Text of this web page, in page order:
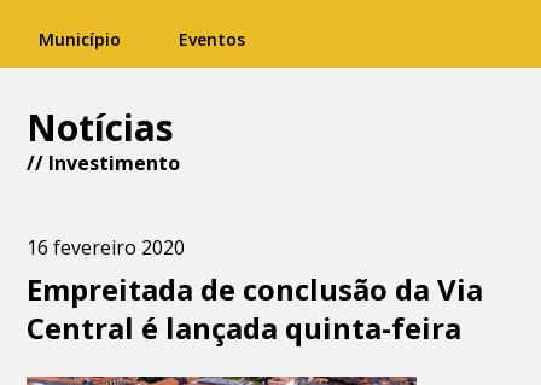
Município Eventos
Notícias
// Investimento
16 fevereiro 2020
Empreitada de conclusão da Via
Central é lançada quinta-feira